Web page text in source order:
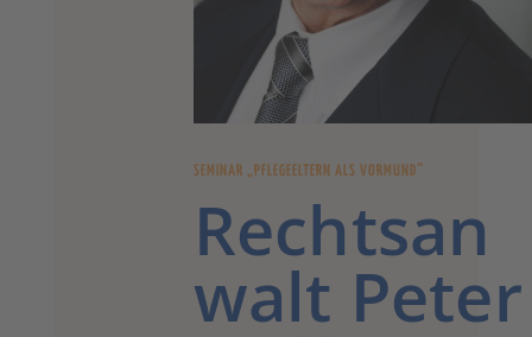
SEMINAR „PFLEGEELTERN ALS VORMUND“
Rechtsan
walt Peter